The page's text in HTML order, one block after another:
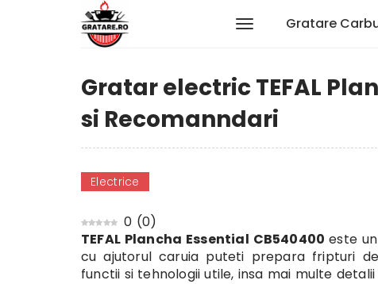
Gratare
Gratar electric TEFAL
si Recomanndari
Electrice
0 (0)
TEFAL Plancha Essential CB540400este
cu ajutorul caruia puteti prepara fripturi
functii si tehnologii utile, insa mai multe